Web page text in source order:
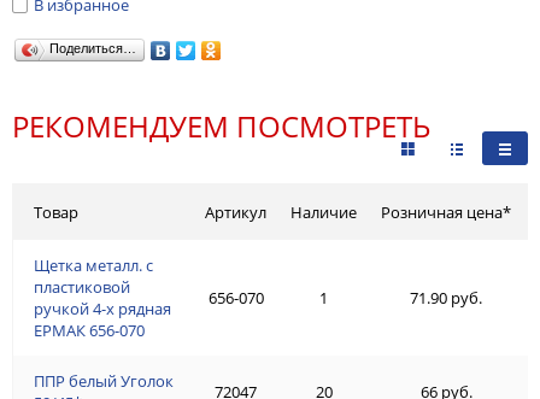
Поделиться…
РЕКОМЕНДУЕМ ПОСМОТРЕТЬ
Товар
Щетка металл. с
пластиковой
ручкой 4-х рядная
ЕРМАК 656-070
ППР белый Уголок
Артикул Наличие Розничная цена*
656-070 1 71.90 руб.
72047 20 66 руб.